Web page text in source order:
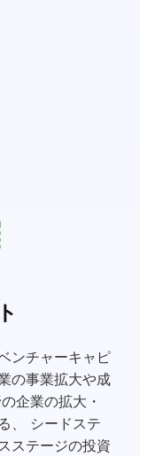
ンチャーキャピ
の事業拡大や成
企業の拡大・
、 シードステ
ステージの投資